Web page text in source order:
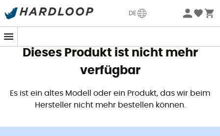
DE
Sommerangebote🔥 -5% EXTRA ab 2 Produkten* Code
Dieses Produkt ist nicht mehr
verfügbar
Es ist ein altes Modell oder ein Produkt, das wir beim
Hersteller nicht mehr bestellen können.